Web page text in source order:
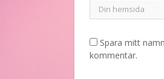
Spara mitt
kommentar.